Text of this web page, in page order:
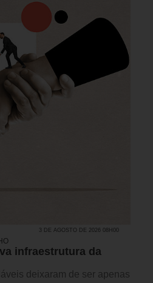
3 DE AGOSTO DE 2026 08H00
infraestrutura da
deixaram de ser apenas